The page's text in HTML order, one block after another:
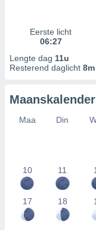
Eerste licht
06:27
Lengte dag 11u
Resterend daglicht 8m
Maanskalender
Maa Din
10 11
17 18